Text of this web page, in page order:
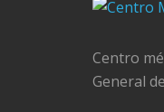
Centro
General